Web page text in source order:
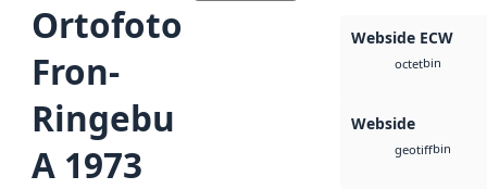
Ortofoto
Fron-
Ringebu
A 1973
Webside ECW
octetbin
Webside
geotiffbin